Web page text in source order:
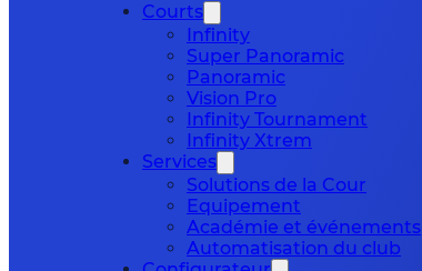
Courts
Infinity
Super Panoramic
Panoramic
Vision Pro
Infinity Tournament
Infinity Xtrem
Services
Solutions de la Cour
Equipement
Académie et événements
Automatisation du club